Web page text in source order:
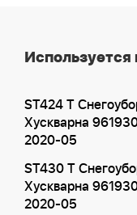
Используется
ST424 T
Хускварна
2020-05
ST430 T
Хускварна
2020-05